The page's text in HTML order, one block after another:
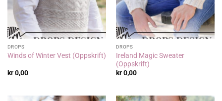
DROPS
Winds of Winter Vest (Oppskrift)
kr0,00
DROPS
Ireland Magic Sweater
(Oppskrift)
kr0,00